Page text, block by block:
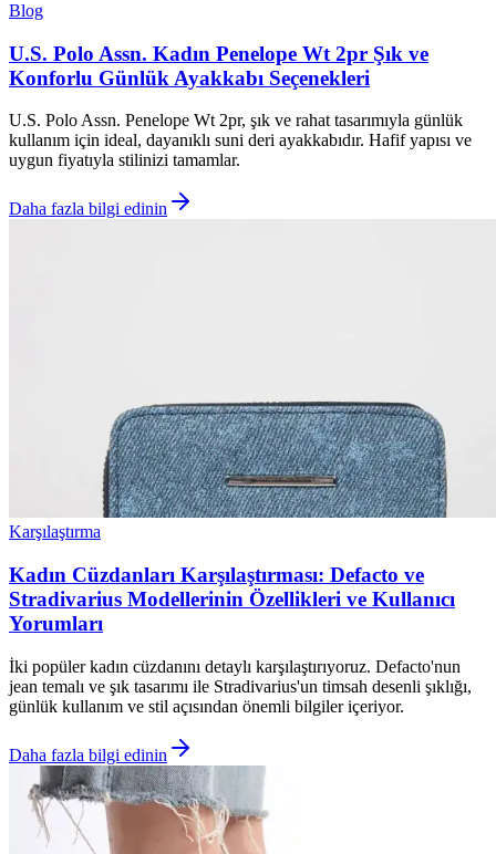
Blog
U.S. Polo Assn. Kadın Penelope Wt 2pr Şık ve
Konforlu Günlük Ayakkabı Seçenekleri
U.S. Polo Assn. Penelope Wt 2pr, şık ve rahat tasarımıyla günlük
kullanım için ideal, dayanıklı suni deri ayakkabıdır. Hafif yapısı ve
uygun fiyatıyla stilinizi tamamlar.
Daha fazla bilgi edinin
Karşılaştırma
Kadın Cüzdanları Karşılaştırması: Defacto ve
Stradivarius Modellerinin Özellikleri ve Kullanıcı
Yorumları
İki popüler kadın cüzdanını detaylı karşılaştırıyoruz. Defacto'nun
jean temalı ve şık tasarımı ile Stradivarius'un timsah desenli şıklığı,
günlük kullanım ve stil açısından önemli bilgiler içeriyor.
Daha fazla bilgi edinin